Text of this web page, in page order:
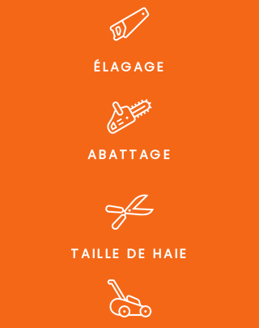
ÉLAGAGE
ABATTAGE
TAILLE DE HAIE